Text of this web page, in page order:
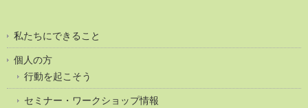
私たちにできること
個人の方
行動を起こそう
セミナー・ワークショップ情報